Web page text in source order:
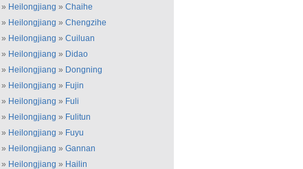
» Heilongjiang » Chaihe
» Heilongjiang » Chengzihe
» Heilongjiang » Cuiluan
» Heilongjiang » Didao
» Heilongjiang » Dongning
» Heilongjiang » Fujin
» Heilongjiang » Fuli
» Heilongjiang » Fulitun
» Heilongjiang » Fuyu
» Heilongjiang » Gannan
» Heilongjiang » Hailin